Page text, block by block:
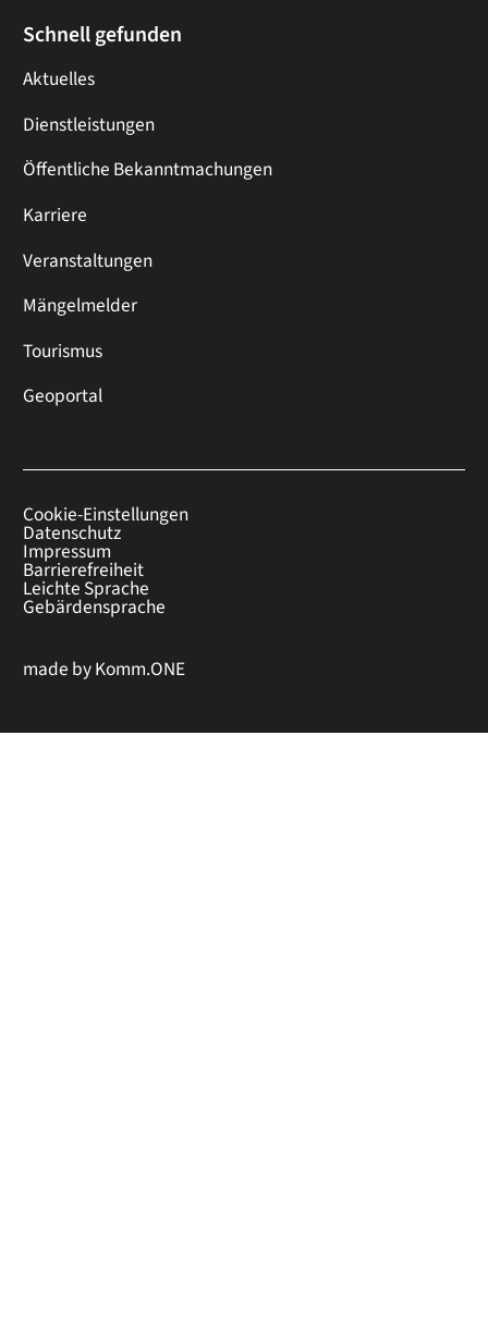
Schnell gefunden
Aktuelles
Dienstleistungen
Öffentliche Bekanntmachungen
Karriere
Veranstaltungen
Mängelmelder
Tourismus
Geoportal
Cookie-Einstellungen
Datenschutz
Impressum
Barrierefreiheit
Leichte Sprache
Gebärdensprache
made byKomm.ONE